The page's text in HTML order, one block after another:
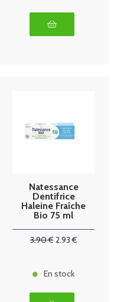
Natessance
Dentifrice
Haleine Fraîche
Bio 75 ml
3.90€2.93€
En stock